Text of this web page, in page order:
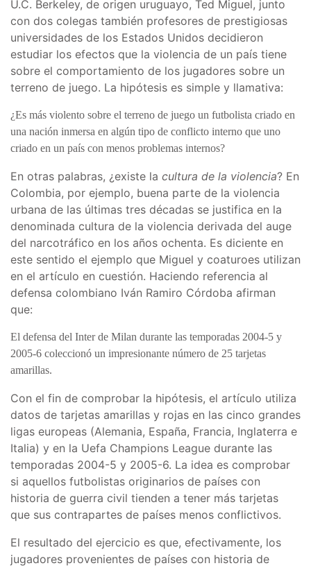
U.C. Berkeley, de origen uruguayo, Ted Miguel, junto
con dos colegas también profesores de prestigiosas
universidades de los Estados Unidos decidieron
estudiar los efectos que la violencia de un país tiene
sobre el comportamiento de los jugadores sobre un
terreno de juego. La hipótesis es simple y llamativa:
¿Es más violento sobre el terreno de juego un futbolista criado en
una nación inmersa en algún tipo de conflicto interno que uno
criado en un país con menos problemas internos?
En otras palabras, ¿existe la cultura de la violencia? En
Colombia, por ejemplo, buena parte de la violencia
urbana de las últimas tres décadas se justifica en la
denominada cultura de la violencia derivada del auge
del narcotráfico en los años ochenta. Es diciente en
este sentido el ejemplo que Miguel y coaturoes utilizan
en el artículo en cuestión. Haciendo referencia al
defensa colombiano Iván Ramiro Córdoba afirman
que:
El defensa del Inter de Milan durante las temporadas 2004-5 y
2005-6 coleccionó un impresionante número de 25 tarjetas
amarillas.
Con el fin de comprobar la hipótesis, el artículo utiliza
datos de tarjetas amarillas y rojas en las cinco grandes
ligas europeas (Alemania, España, Francia, Inglaterra e
Italia) y en la Uefa Champions League durante las
temporadas 2004-5 y 2005-6. La idea es comprobar
si aquellos futbolistas originarios de países con
historia de guerra civil tienden a tener más tarjetas
que sus contrapartes de países menos conflictivos.
El resultado del ejercicio es que, efectivamente, los
jugadores provenientes de países con historia de